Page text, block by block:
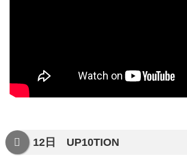
12日 UP10TION